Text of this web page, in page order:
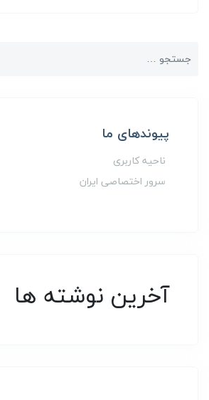
پیوندهای ما
ناحیه کاربری
سرور اختصاصی ایران
آخرین نوشته ها